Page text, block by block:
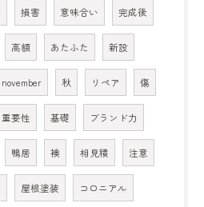
損害 意味合い 完成後
高額 あたふた 新設
november 秋 リペア 傷
重要性 基礎 ブランド力
鴨居 襖 相見積 注意
屋根塗装 コロニアル